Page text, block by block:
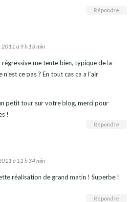
Répondre
2011 à 9 h 13 min
me tente bien, typique de la
ce pas ? En tout cas ca a l’air
petit tour sur votre blog, merci pour
!
Répondre
à 11 h 34 min
réalisation de grand matin ! Superbe !
Répondre